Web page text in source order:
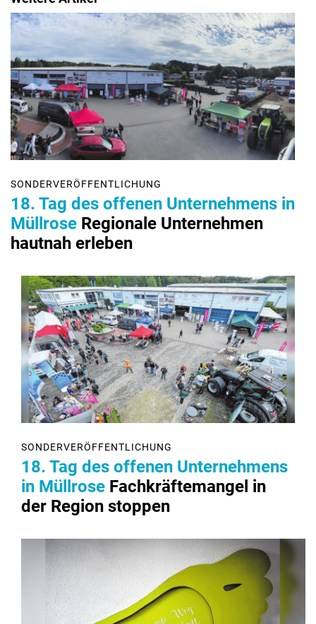
SONDERVERÖFFENTLICHUNG
18. Tag des offenen Unternehmens in
Müllrose Regionale Unternehmen
hautnah erleben
SONDERVERÖFFENTLICHUNG
18. Tag des offenen Unternehmens
in Müllrose Fachkräftemangel in
der Region stoppen